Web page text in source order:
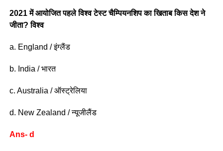
2021 में आयोजित पहले विश्व टेस्ट चैम्पियनशिप का खिताब किस देश ने
जीता? विश्व
a. England / इंग्लैंड
b. India / भारत
c. Australia / ऑस्ट्रेलिया
d. New Zealand / न्यूजीलैंड
Ans- d